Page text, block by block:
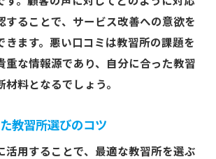
することで、サービス改善への意欲を
きます。悪い口コミは教習所の課題を
重な情報源であり、自分に合った教習
料となるでしょう。
教習所選びのコツ
活用することで、最適な教習所を選ぶ